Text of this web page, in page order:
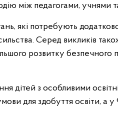
між педагогами, учнями
які потребують
Серед викликів
розвитку безпечного
дітей з особливими
для здобуття освіти, а у